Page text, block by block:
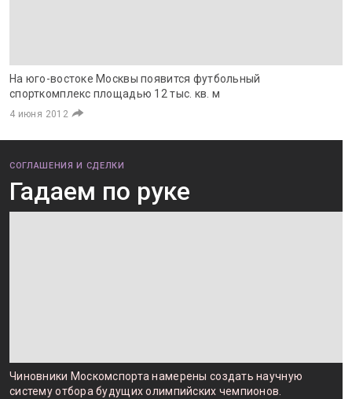
На юго-востоке Москвы появится футбольный
спорткомплекс площадью 12 тыс. кв. м
4 июня 2012
СОГЛАШЕНИЯ И СДЕЛКИ
Гадаем по руке
Чиновники Москомспорта намерены создать научную
систему отбора будущих олимпийских чемпионов.